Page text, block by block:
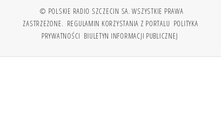
© POLSKIE RADIO SZCZECIN SA. WSZYSTKIE PRAWA
ZASTRZEŻONE. REGULAMIN KORZYSTANIA Z PORTALU POLITYKA
PRYWATNOŚCI BIULETYN INFORMACJI PUBLICZNEJ